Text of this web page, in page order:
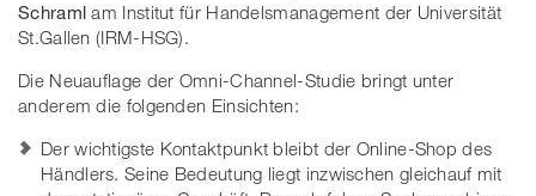
Schraml am Institut für Handelsmanagement der Universität
St.Gallen (IRM-HSG).
Die Neuauflage der Omni-Channel-Studie bringt unter
anderem die folgenden Einsichten:
Der wichtigste Kontaktpunkt bleibt der Online-Shop des
Händlers. Seine Bedeutung liegt inzwischen gleichauf mit